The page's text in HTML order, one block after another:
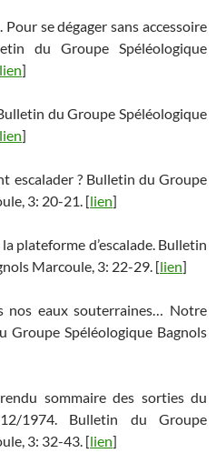
Pour se dégager sans accessoire
du Groupe Spéléologique
lien]
du Groupe Spéléologique
lien]
escalader ? Bulletin du Groupe
3: 20-21. [lien]
plateforme d’escalade. Bulletin
Marcoule, 3: 22-29. [lien]
nos eaux souterraines… Notre
Groupe Spéléologique Bagnols
sommaire des sorties du
1974. Bulletin du Groupe
3: 32-43. [lien]